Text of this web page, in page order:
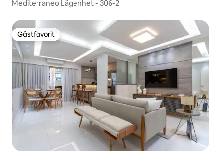
Mediterraneo Lägenhet - 306-2
Gästfavorit
Gästfavorit